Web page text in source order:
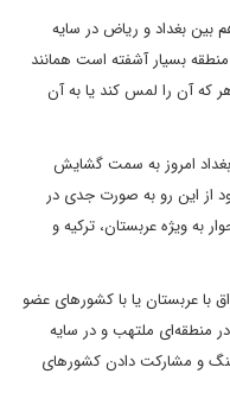
بین بغداد و ریاض در سایه
بسیار آشفته است همانند
که آن را لمس کند یا به آن
امروز به سمت گشایش
از این رو به صورت جدی در
به ویژه عربستان، ترکیه و
با عربستان یا با کشورهای عضو
منطقه‌ای ملتهب و در سایه
و مشارکت دادن کشورهای